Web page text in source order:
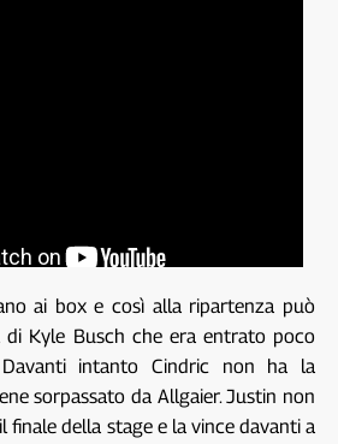
ai box e così alla ripartenza può
di Kyle Busch che era entrato poco
intanto Cindric non ha la
sorpassato da Allgaier. Justin non
finale della stage e la vince davanti a